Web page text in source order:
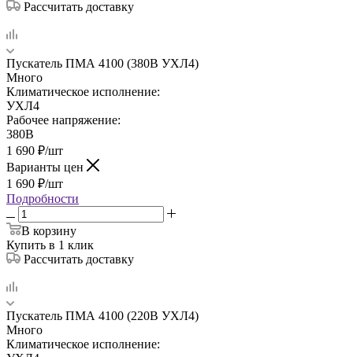
Рассчитать доставку
Пускатель ПМА 4100 (380В УХЛ4)
Много
Климатическое исполнение:
УХЛ4
Рабочее напряжение:
380В
1 690 ₽/шт
Варианты цен
1 690 ₽/шт
Подробности
В корзину
Купить в 1 клик
Рассчитать доставку
Пускатель ПМА 4100 (220В УХЛ4)
Много
Климатическое исполнение: